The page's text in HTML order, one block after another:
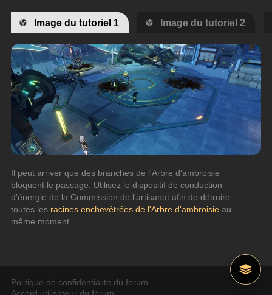
Image du tutoriel 1 Image du tutoriel 2
Il peut arriver que des branches de l'Arbre d'ambroisie
bloquent le passage. Utilisez le dispositif de conduction
d'énergie de la Commission de l'artisanat afin de détruire
toutes les racines enchevêtrées de l'Arbre d'ambroisie au
même moment.
Politique de confidentialité du forum